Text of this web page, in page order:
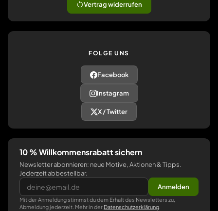
Vertrag widerrufen
FOLGE UNS
Facebook
Instagram
X / Twitter
10 % Willkommensrabatt sichern
Newsletter abonnieren: neue Motive, Aktionen & Tipps.
Jederzeit abbestellbar.
Anmelden
Mit der Anmeldung stimmst du dem Erhalt des Newsletters zu,
Abmeldung jederzeit. Mehr in der Datenschutzerklärung